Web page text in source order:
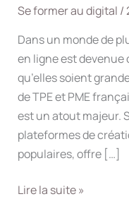
Se former au digital /
Dans un monde de
en ligne est
qu’elles soient
de TPE et PME
est un atout majeur.
plateformes de
populaires, offre […]
Formation
Lire la suite »